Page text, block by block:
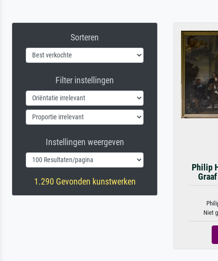
Sorteren
Filter instellingen
Instellingen weergeven
1.290 Gevonden kunstwerken
Philip
Niet